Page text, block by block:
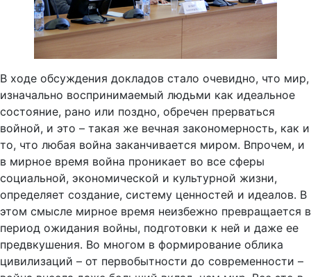
В ходе обсуждения докладов стало очевидно, что мир,
изначально воспринимаемый людьми как идеальное
состояние, рано или поздно, обречен прерваться
войной, и это – такая же вечная закономерность, как и
то, что любая война заканчивается миром. Впрочем, и
в мирное время война проникает во все сферы
социальной, экономической и культурной жизни,
определяет создание, систему ценностей и идеалов. В
этом смысле мирное время неизбежно превращается в
период ожидания войны, подготовки к ней и даже ее
предвкушения. Во многом в формирование облика
цивилизаций – от первобытности до современности –